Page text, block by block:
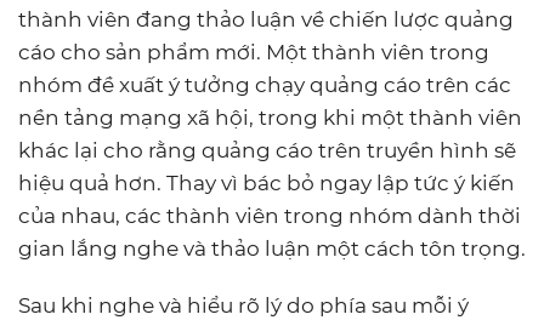
thành viên đang thảo luận về chiến lược quảng
cáo cho sản phẩm mới. Một thành viên trong
nhóm đề xuất ý tưởng chạy quảng cáo trên các
nền tảng mạng xã hội, trong khi một thành viên
khác lại cho rằng quảng cáo trên truyền hình sẽ
hiệu quả hơn. Thay vì bác bỏ ngay lập tức ý kiến
của nhau, các thành viên trong nhóm dành thời
gian lắng nghe và thảo luận một cách tôn trọng.
Sau khi nghe và hiểu rõ lý do phía sau mỗi ý